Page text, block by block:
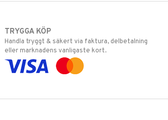
TRYGGA KÖP
Handla tryggt & säkert via faktura, delbetalning
eller marknadens vanligaste kort.